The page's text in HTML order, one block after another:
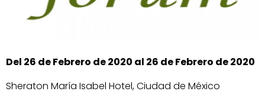
Del 26 de Febrero de 2020 al 26 de Febrero de 2020
Sheraton María Isabel Hotel, Ciudad de México